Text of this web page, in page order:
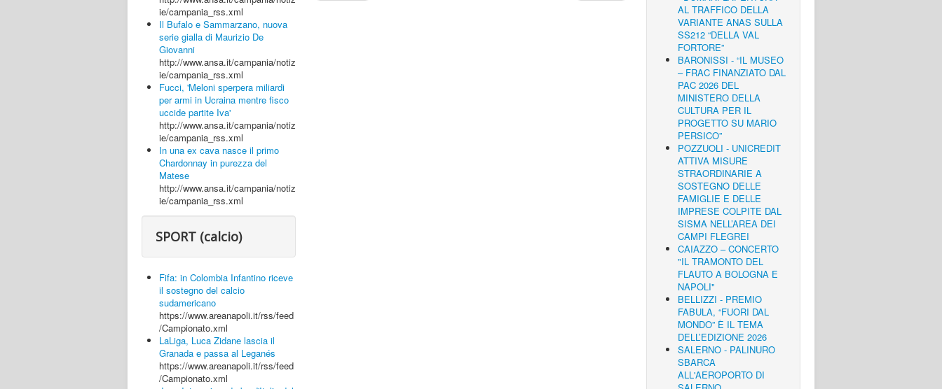
ie/campania_rss.xml
Il Bufalo e Sammarzano, nuova
serie gialla di Maurizio De
Giovanni
http://www.ansa.it/campania/notiz
ie/campania_rss.xml
Fucci, 'Meloni sperpera miliardi
per armi in Ucraina mentre fisco
uccide partite Iva'
http://www.ansa.it/campania/notiz
ie/campania_rss.xml
In una ex cava nasce il primo
Chardonnay in purezza del
Matese
http://www.ansa.it/campania/notiz
ie/campania_rss.xml
SPORT (calcio)
Fifa: in Colombia Infantino riceve
il sostegno del calcio
sudamericano
https://www.areanapoli.it/rss/feed
/Campionato.xml
LaLiga, Luca Zidane lascia il
Granada e passa al Leganés
https://www.areanapoli.it/rss/feed
/Campionato.xml
AL TRAFFICO DELLA
VARIANTE ANAS SULLA
SS212 “DELLA VAL
FORTORE”
BARONISSI - “IL MUSEO
– FRAC FINANZIATO DAL
PAC 2026 DEL
MINISTERO DELLA
CULTURA PER IL
PROGETTO SU MARIO
PERSICO”
POZZUOLI - UNICREDIT
ATTIVA MISURE
STRAORDINARIE A
SOSTEGNO DELLE
FAMIGLIE E DELLE
IMPRESE COLPITE DAL
SISMA NELL’AREA DEI
CAMPI FLEGREI
CAIAZZO – CONCERTO
"IL TRAMONTO DEL
FLAUTO A BOLOGNA E
NAPOLI"
BELLIZZI - PREMIO
FABULA, “FUORI DAL
MONDO” È IL TEMA
DELL’EDIZIONE 2026
SALERNO - PALINURO
SBARCA
ALL'AEROPORTO DI